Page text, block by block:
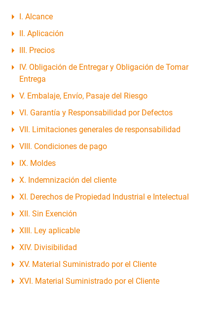
I. Alcance
II. Aplicación
III. Precios
IV. Obligación de Entregar y Obligación de Tomar
Entrega
V. Embalaje, Envío, Pasaje del Riesgo
VI. Garantía y Responsabilidad por Defectos
VII. Limitaciones generales de responsabilidad
VIII. Condiciones de pago
IX. Moldes
X. Indemnización del cliente
XI. Derechos de Propiedad Industrial e Intelectual
XII. Sin Exención
XIII. Ley aplicable
XIV. Divisibilidad
XV. Material Suministrado por el Cliente
XVI. Material Suministrado por el Cliente